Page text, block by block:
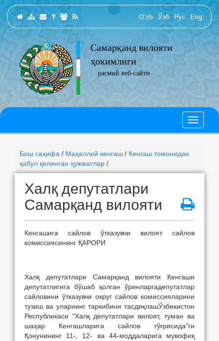
O‘zb Ўзб Рус Eng
Самарқанд вилояти
ҳокимлиги
расмий веб-сайти
Бош саҳифа / Маҳаллий кенгаш / Кенгаш томонидан
қабул қилинган ҳужжатлар /
Халқ депутатлари
Самарқанд вилояти
Кенгашига сайлов ўтказувчи вилоят сайлов
комиссиясининг ҚАРОРИ
Халқ депутатлари Самарқанд вилояти Кенгаши
депутатлигига бўшаб қолган ўринларгадепутатлар
сайловини ўтказувчи округ сайлов комиссияларини
тузиш ва уларнинг таркибини тасдиқлашЎзбекистон
Республикаси "Халқ депутатлари вилоят, туман ва
шаҳар Кенгашларига сайлов тўғрисида"ги
Қонунининг 11-, 12- ва 44-моддаларига мувофиқ